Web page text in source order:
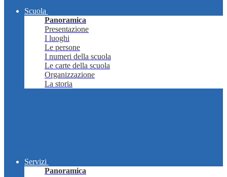
Scuola
Panoramica
Presentazione
I luoghi
Le persone
I numeri della scuola
Le carte della scuola
Organizzazione
La storia
Servizi
Panoramica